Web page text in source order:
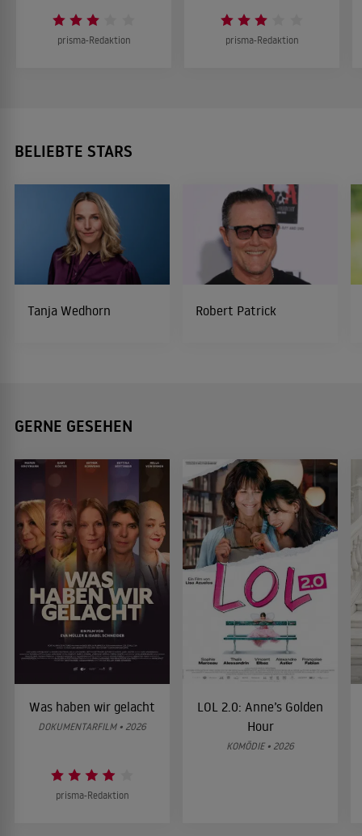
prisma-Redaktion prisma-Redaktion
BELIEBTE STARS
Tanja Wedhorn Robert Patrick
GERNE GESEHEN
Was haben wir gelacht
DOKUMENTARFILM • 2026
prisma-Redaktion
LOL 2.0: Anne’s Golden
Hour
KOMÖDIE • 2026